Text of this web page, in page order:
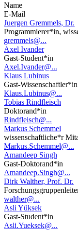
Name
E-Mail
Juergen Gremmels, Dr.
Programmierer*in,
gremmels@...
Axel Ivander
Gast-Student*in
Axel.Ivander@...
Klaus Lubinus
Gast-Wissenschaftler*in
Klaus.Lubinus@...
Tobias Rindfleisch
Doktorand*in
Rindfleisch@...
Markus Schemmel
wissenschaftliche*r
Markus.Schemmel@...
Amandeep Singh
Gast-Doktorand*in
Amandeep.Singh@...
Dirk Walther, Prof. Dr.
walther@...
Asli Yüksek
Gast-Student*in
Asli.Yueksek@...